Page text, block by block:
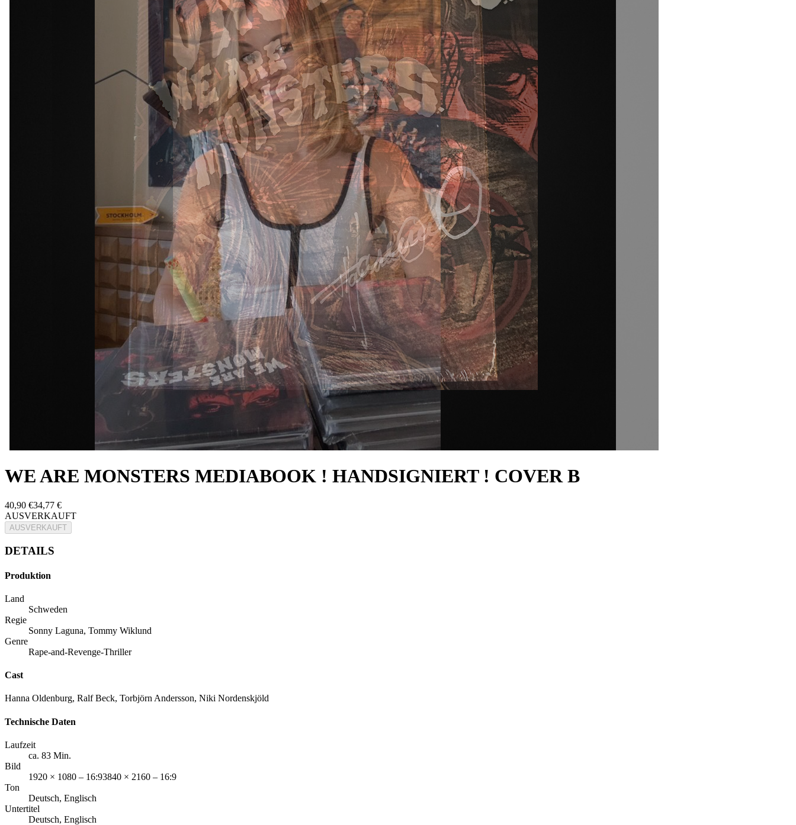
WE ARE MONSTERS MEDIABOOK ! HANDSIGNIERT ! COVER B
40,90 €34,77 €
AUSVERKAUFT
AUSVERKAUFT
DETAILS
Produktion
Land
Schweden
Regie
Sonny Laguna, Tommy Wiklund
Genre
Rape-and-Revenge-Thriller
Cast
Hanna Oldenburg, Ralf Beck, Torbjörn Andersson, Niki Nordenskjöld
Technische Daten
Laufzeit
ca. 83 Min.
Bild
1920 × 1080 – 16:93840 × 2160 – 16:9
Ton
Deutsch, Englisch
Untertitel
Deutsch, Englisch